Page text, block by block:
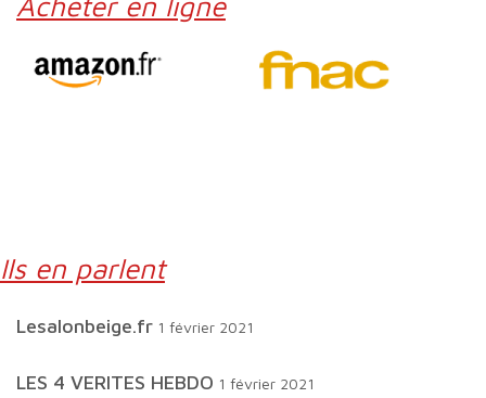
Ils en parlent
lesalonbeige.fr 1 février 2021
LES 4 VERITES HEBDO 1 février 2021